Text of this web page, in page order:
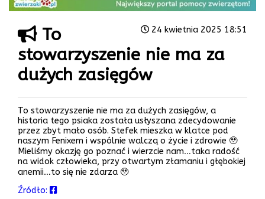
24 kwietnia 2025 18:51
To
stowarzyszenie nie ma za
dużych zasięgów
To stowarzyszenie nie ma za dużych zasięgów, a
historia tego psiaka została usłyszana zdecydowanie
przez zbyt mało osób. Stefek mieszka w klatce pod
naszym Fenixem i wspólnie walczą o życie i zdrowie 🥹
Mieliśmy okazję go poznać i wierzcie nam…taka radość
na widok człowieka, przy otwartym złamaniu i głębokiej
anemii…to się nie zdarza 🥹
Źródło: